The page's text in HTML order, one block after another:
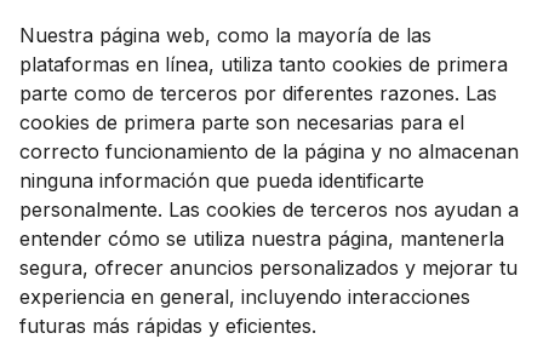
Nuestra página web, como la mayoría de las
plataformas en línea, utiliza tanto cookies de primera
parte como de terceros por diferentes razones. Las
cookies de primera parte son necesarias para el
correcto funcionamiento de la página y no almacenan
ninguna información que pueda identificarte
personalmente. Las cookies de terceros nos ayudan a
entender cómo se utiliza nuestra página, mantenerla
segura, ofrecer anuncios personalizados y mejorar tu
experiencia en general, incluyendo interacciones
futuras más rápidas y eficientes.